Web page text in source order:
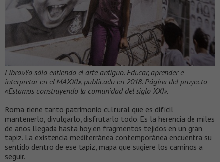
Libro»Yo sólo entiendo el arte antiguo. Educar, aprender e
interpretar en el MAXXI», publicado en 2018. Página del proyecto
«Estamos construyendo la comunidad del siglo XXI».
Roma tiene tanto patrimonio cultural que es difícil
mantenerlo, divulgarlo, disfrutarlo todo. Es la herencia de miles
de años llegada hasta hoy en fragmentos tejidos en un gran
tapiz. La existencia mediterránea contemporánea encuentra su
sentido dentro de ese tapiz, mapa que sugiere los caminos a
seguir.